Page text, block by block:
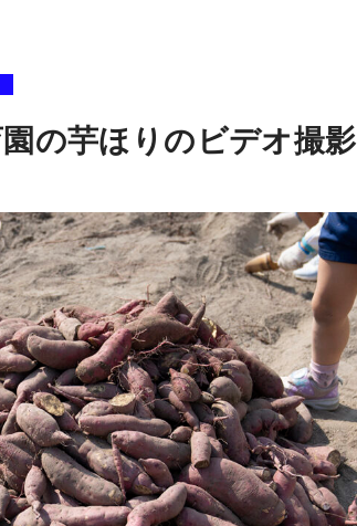
園の芋ほりのビデオ撮影